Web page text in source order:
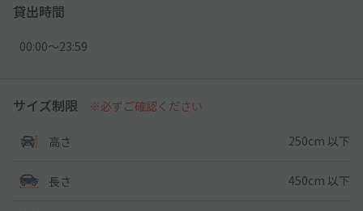
貸出時間
00:00〜23:59
サイズ制限 ※必ずご確認ください
高さ 250cm 以下
長さ 450cm 以下